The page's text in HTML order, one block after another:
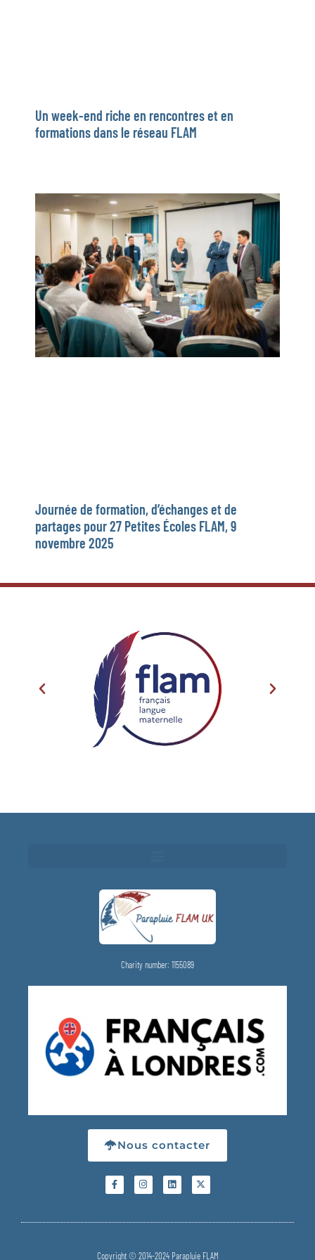
Un week-end riche en rencontres et en
formations dans le réseau FLAM
Journée de formation, d’échanges et de
partages pour 27 Petites Écoles FLAM, 9
novembre 2025
Charity number: 1155089
Nous contacter
Copyright © 2014-2024 Parapluie FLAM